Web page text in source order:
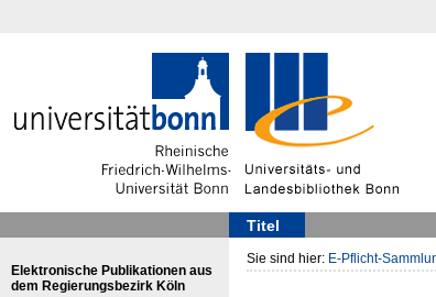
Titel
Elektronische Publikationen aus
dem Regierungsbezirk Köln
Sie sind hier: E-Pflicht-